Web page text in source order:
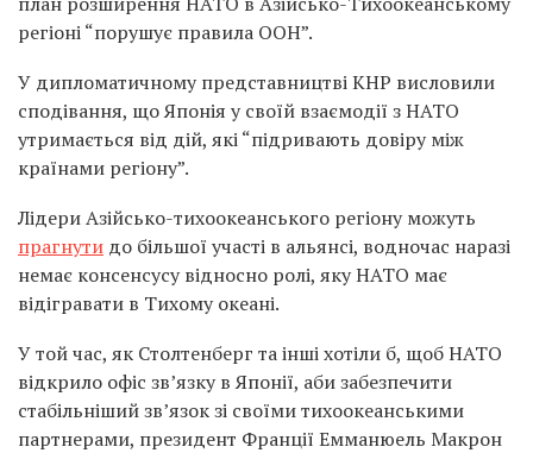
регіоні “порушує правила ООН”.
У дипломатичному представництві КНР висловили
сподівання, що Японія у своїй взаємодії з НАТО
утримається від дій, які “підривають довіру між
країнами регіону”.
Лідери Азійсько-тихоокеанського регіону можуть
прагнути до більшої участі в альянсі, водночас наразі
немає консенсусу відносно ролі, яку НАТО має
відігравати в Тихому океані.
У той час, як Столтенберг та інші хотіли б, щоб НАТО
відкрило офіс зв’язку в Японії, аби забезпечити
стабільніший зв’язок зі своїми тихоокеанськими
партнерами, президент Франції Емманюель Макрон